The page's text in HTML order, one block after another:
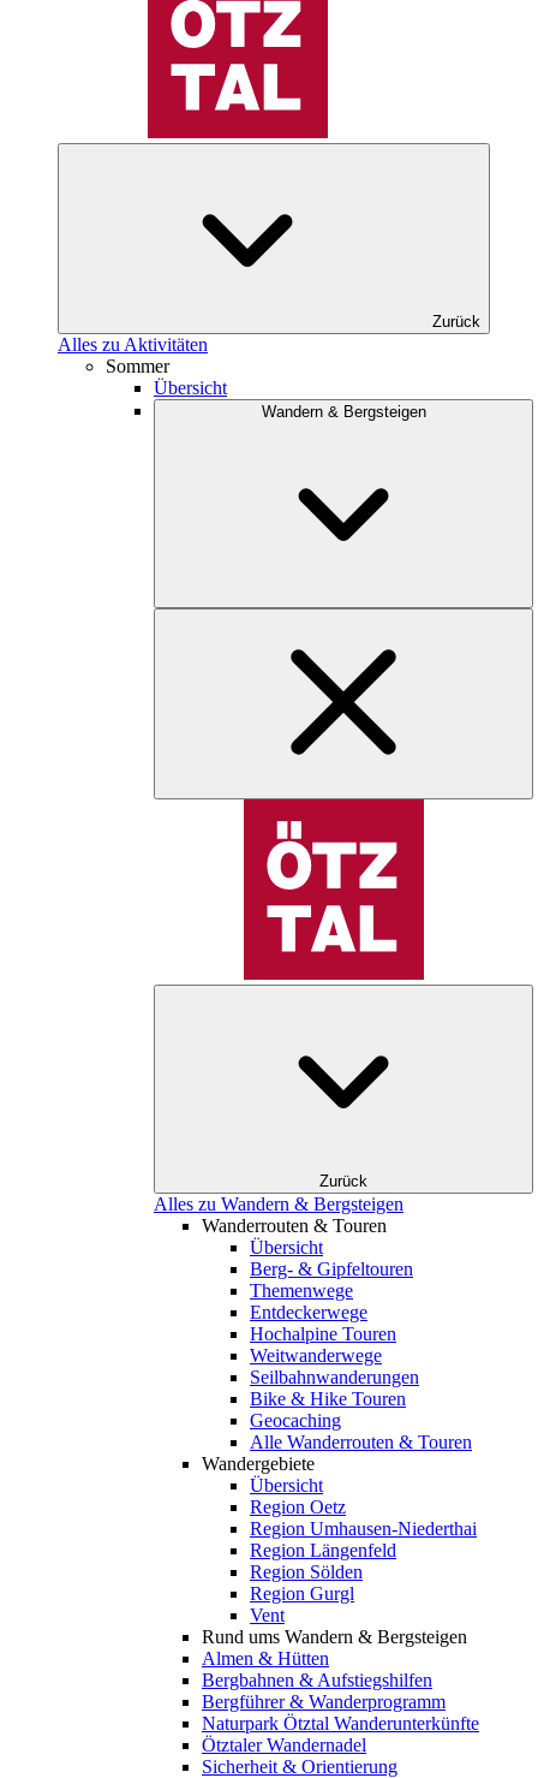
Zurück
Alles zu Aktivitäten
Sommer
Übersicht
Wandern & Bergsteigen
Zurück
Alles zu Wandern & Bergsteigen
Wanderrouten & Touren
Übersicht
Berg- & Gipfeltouren
Themenwege
Entdeckerwege
Hochalpine Touren
Weitwanderwege
Seilbahnwanderungen
Bike & Hike Touren
Geocaching
Alle Wanderrouten & Touren
Wandergebiete
Übersicht
Region Oetz
Region Umhausen-Niederthai
Region Längenfeld
Region Sölden
Region Gurgl
Vent
Rund ums Wandern & Bergsteigen
Almen & Hütten
Bergbahnen & Aufstiegshilfen
Bergführer & Wanderprogramm
Naturpark Ötztal Wanderunterkünfte
Ötztaler Wandernadel
Sicherheit & Orientierung